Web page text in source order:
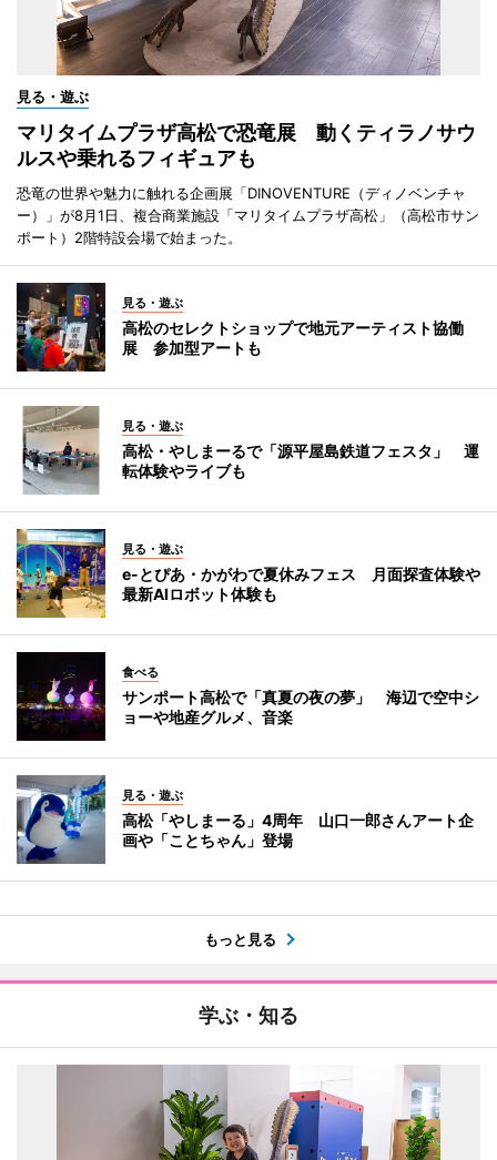
見る・遊ぶ
マリタイムプラザ高松で恐竜展 動くティラノサウ
ルスや乗れるフィギュアも
恐竜の世界や魅力に触れる企画展「DINOVENTURE（ディノベンチャ
ー）」が8月1日、複合商業施設「マリタイムプラザ高松」（高松市サン
ポート）2階特設会場で始まった。
見る・遊ぶ
高松のセレクトショップで地元アーティスト協働
展 参加型アートも
見る・遊ぶ
高松・やしまーるで「源平屋島鉄道フェスタ」 運
転体験やライブも
見る・遊ぶ
e-とぴあ・かがわで夏休みフェス 月面探査体験や
最新AIロボット体験も
食べる
サンポート高松で「真夏の夜の夢」 海辺で空中シ
ョーや地産グルメ、音楽
見る・遊ぶ
高松「やしまーる」4周年 山口一郎さんアート企
画や「ことちゃん」登場
もっと見る
学ぶ・知る